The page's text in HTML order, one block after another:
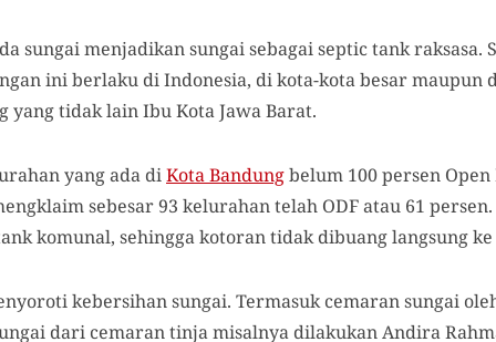
sungai menjadikan sungai sebagai septic tank raksasa.
ini berlaku di Indonesia, di kota-kota besar maupun
yang tidak lain Ibu Kota Jawa Barat.
yang ada diKota Bandungbelum 100 persen
sebesar 93 kelurahan telah ODF atau 61
komunal, sehingga kotoran tidak dibuang langsung ke
kebersihan sungai. Termasuk cemaran sungai
dari cemaran tinja misalnya dilakukan Andira